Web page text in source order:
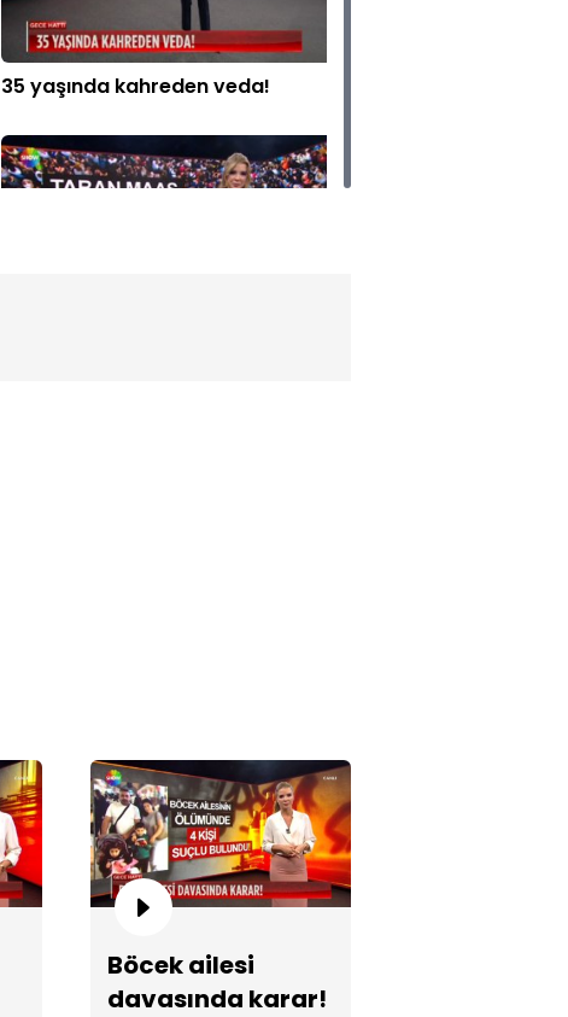
35 yaşında kahreden veda!
Ece İrtem'in son görüntüleri...
Böcek ailesi
davasında karar!